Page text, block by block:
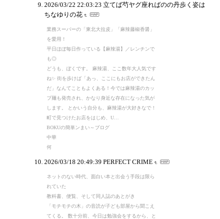
2026/03/22 22:03:23 立てば芍ヤグ座ればのの丹歩く姿は
ちなゆりの花
業務スーパーの「東北大拉皮」「麻辣藤椒香醤」
を愛用！
平日ほぼ毎日作っている【麻辣湯】／レンチンで
も◎
どうも、ぼくです。 麻辣湯、ここ数年大人気です
ね✨ 街を歩けば「あっ、ここにもお店ができたん
だ」なんてこともよくある！今では麻辣湯のカッ
プ麺も発売され、かなり身近な存在になった気が
します。 とかいう自分も、麻辣湯が大好きなで！
町で見つけたお店をはじめ、U…
BOKUの簡単ンまい～ブログ
中華
何
2026/03/18 20:49:39 PERFECT CRIME
ネットのない時代、面白い本と出会う手段は限ら
れていた
教科書、便覧、そして同人誌のあとがき
「モチモチの木」の音読が子ども部屋から聞こえ
てくる。 数十分前、今日は勉強会をするから、と